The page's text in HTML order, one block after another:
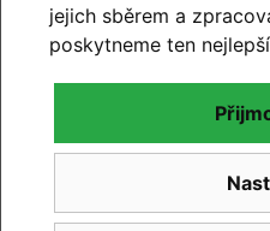
klidné prostředí pro
tlaku.
3 zkušení prodejci,
správného modelu,
2 profesionální
jejich sběrem a
poskytneme ten